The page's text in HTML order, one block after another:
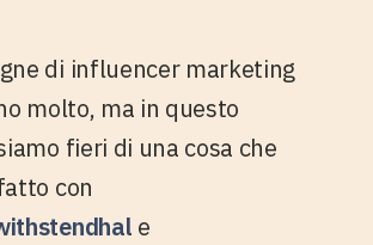
di influencer marketing
molto, ma in questo
fieri di una cosa che
con
e